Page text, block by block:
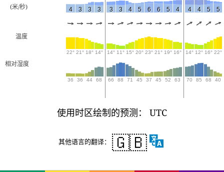
(米/秒)
4 3 3 3 3 3 4 5 6 6 5 4 4 4 5 5
温度
22° 21° 18° 14° 14° 11° 15° 20° 23° 21° 19° 16° 14° 12° 16° 22°
相对湿度
36 36 44 68 66 88 71 45 37 45 52 63 70 85 68 40
使用时区绘制的预测： UTC
其他语言的翻译： 🇬🇧